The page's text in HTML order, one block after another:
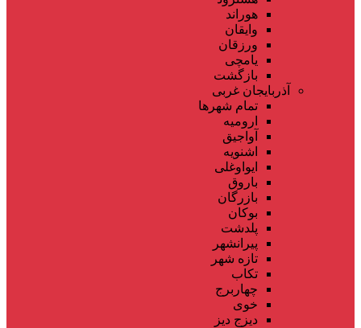
هوراند
وایقان
ورزقان
یامچی
بازگشت
آذربایجان غربی
تمام شهر‌ها
ارومیه
آواجیق
اشنویه
ایواوغلی
باروق
بازرگان
بوکان
پلدشت
پیرانشهر
تازه شهر
تکاب
چهاربرج
خوی
دیزج دیز